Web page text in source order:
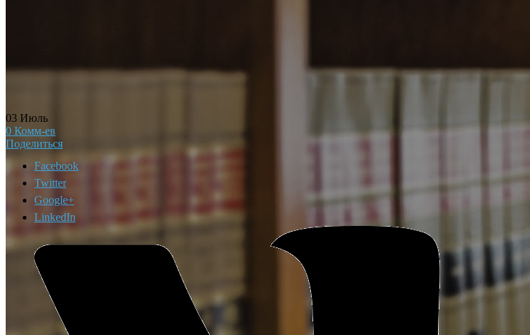
03 Июль
0 Комм-ев
Поделиться
Facebook
Twitter
Google+
LinkedIn